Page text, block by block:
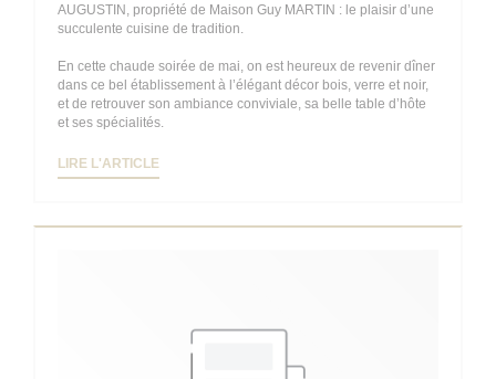
AUGUSTIN, propriété de Maison Guy MARTIN : le plaisir d’une
succulente cuisine de tradition.
En cette chaude soirée de mai, on est heureux de revenir dîner
dans ce bel établissement à l’élégant décor bois, verre et noir,
et de retrouver son ambiance conviviale, sa belle table d’hôte
et ses spécialités.
LIRE L'ARTICLE